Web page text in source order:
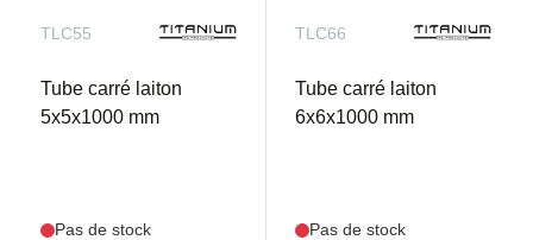
TLC55
Tube carré laiton
5x5x1000 mm
Pas de stock
TLC66
Tube carré laiton
6x6x1000 mm
Pas de stock